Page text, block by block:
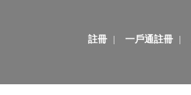
註冊 | 一戶通註冊 |